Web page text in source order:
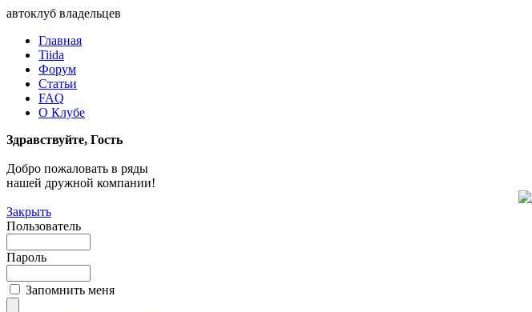
автоклуб владельцев
Главная
Tiida
Форум
Статьи
FAQ
О Клубе
Здравствуйте, Гость
Добро пожаловать в ряды
нашей дружной компании!
Закрыть
Пользователь
Пароль
Запомнить меня